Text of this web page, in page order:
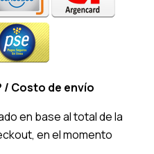
/ Costo de envío
en base al total de la
en el momento